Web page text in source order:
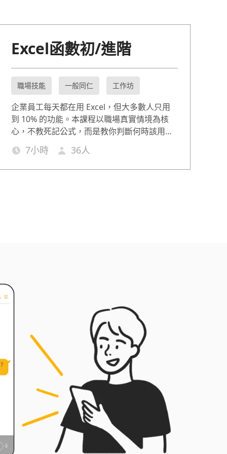
Excel函數初/進階
職場技能 一般同仁 工作坊
企業員工每天都在用 Excel，但大多數人只用
到 10% 的功能。本課程以職場真實情境為核
心，不教死記公式，而是教你判斷何時該用哪
個函數，讓 VLOOKUP、SUMIFS、TEXT、
MID 等關鍵函數在工作中真正派上用場。課程
分為初階(7hr)與進階(7hr)，適合從完全不熟函
7小時 36人